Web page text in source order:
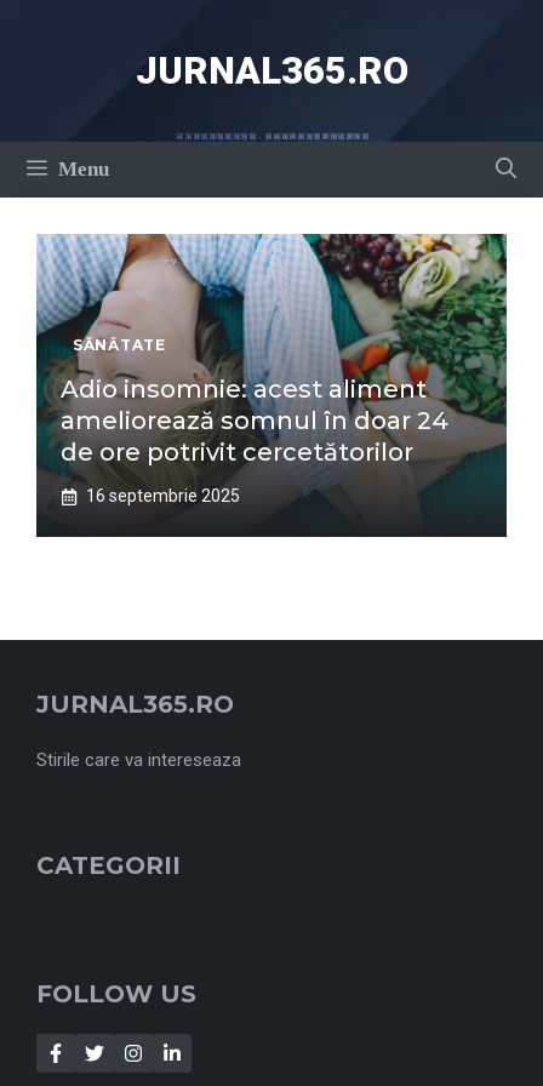
JURNAL365.RO
Menu
SĂNĂTATE
Adio insomnie: acest aliment
ameliorează somnul în doar 24
de ore potrivit cercetătorilor
16 septembrie 2025
JURNAL365.RO
Stirile care va intereseaza
CATEGORII
FOLLOW US